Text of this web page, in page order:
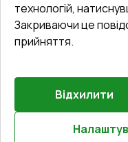
©2026
Сайт створено
технологій,
Закриваючи це
прийняття.
Відхилити